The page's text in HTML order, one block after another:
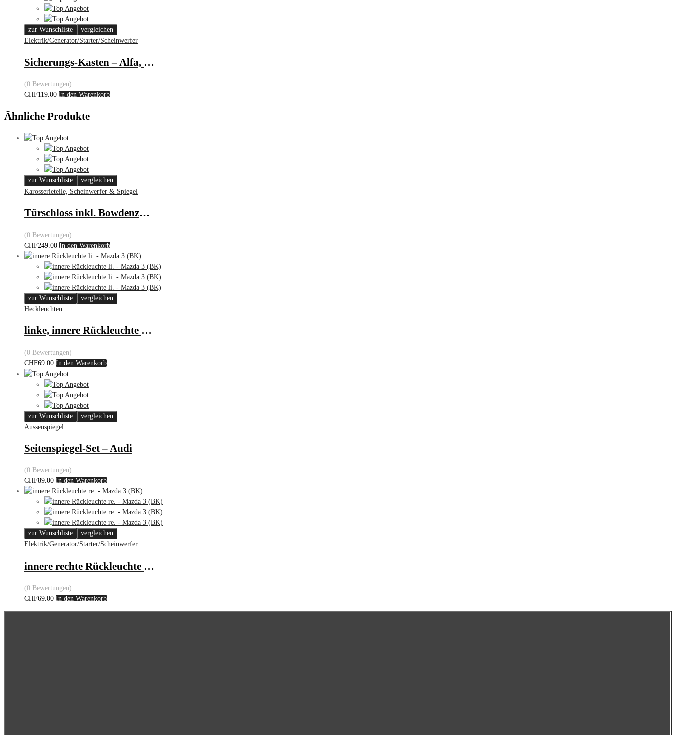
zur Wunschliste
vergleichen
Elektrik/Generator/Starter/Scheinwerfer
Sicherungs-Kasten – Alfa, Citroën, Fiat & Peugeot
(0 Bewertungen)
CHF119.00 In den Warenkorb
Ähnliche Produkte
zur Wunschliste
vergleichen
Karosserieteile, Scheinwerfer & Spiegel
Türschloss inkl. Bowdenzug – Chevrolet Captiva
(0 Bewertungen)
CHF249.00 In den Warenkorb
zur Wunschliste
vergleichen
Heckleuchten
linke, innere Rückleuchte – Mazda 3 (BK)
(0 Bewertungen)
CHF69.00 In den Warenkorb
zur Wunschliste
vergleichen
Aussenspiegel
Seitenspiegel-Set – Audi
(0 Bewertungen)
CHF89.00 In den Warenkorb
zur Wunschliste
vergleichen
Elektrik/Generator/Starter/Scheinwerfer
innere rechte Rückleuchte – Mazda 3 (BK)
(0 Bewertungen)
CHF69.00 In den Warenkorb